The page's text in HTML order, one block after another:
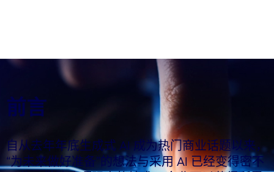
前言
自从去年年底生成式 AI 成为热门商业话题以来，
“为未来做好准备”的想法与采用 AI 已经变得密不